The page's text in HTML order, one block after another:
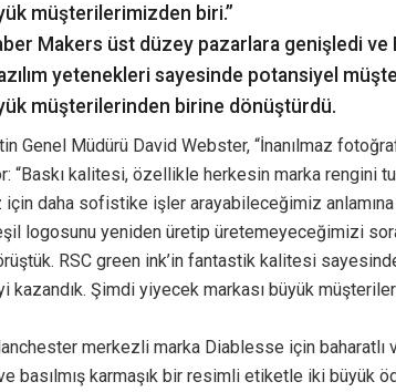
müşterilerimizden biri.”
Makers üst düzey pazarlara genişledi ve
yetenekleri sayesinde potansiyel
müşterilerinden birine dönüştürdü.
Genel Müdürü David Webster, “İnanılmaz
“Baskı kalitesi, özellikle herkesin marka rengini
daha sofistike işler arayabileceğimiz
logosunu yeniden üretip üretemeyeceğimizi
RSC green ink’in fantastik kalitesi
kazandık. Şimdi yiyecek markası büyük
merkezli marka Diablesse için baharatlı
basılmış karmaşık bir resimli etiketle iki büyük